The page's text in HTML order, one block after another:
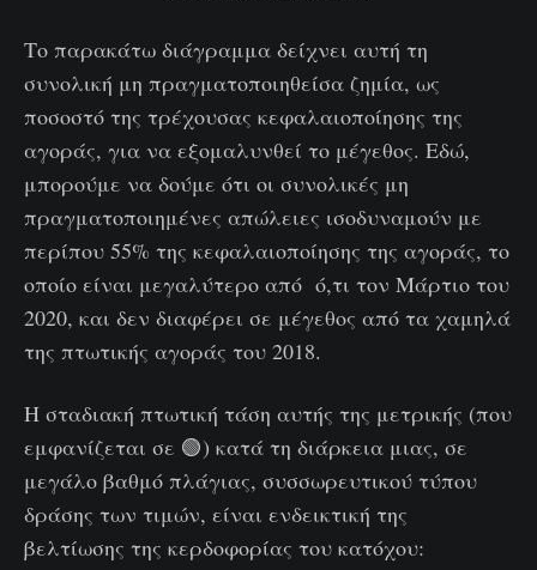
Το παρακάτω διάγραμμα δείχνει αυτή τη
συνολική μη πραγματοποιηθείσα ζημία, ως
ποσοστό της τρέχουσας κεφαλαιοποίησης της
αγοράς, για να εξομαλυνθεί το μέγεθος. Εδώ,
μπορούμε να δούμε ότι οι συνολικές μη
πραγματοποιημένες απώλειες ισοδυναμούν με
περίπου 55% της κεφαλαιοποίησης της αγοράς, το
οποίο είναι μεγαλύτερο από ό,τι τον Μάρτιο του
2020, και δεν διαφέρει σε μέγεθος από τα χαμηλά
της πτωτικής αγοράς του 2018.
Η σταδιακή πτωτική τάση αυτής της μετρικής (που
εμφανίζεται σε 🟢) κατά τη διάρκεια μιας, σε
μεγάλο βαθμό πλάγιας, συσσωρευτικού τύπου
δράσης των τιμών, είναι ενδεικτική της
βελτίωσης της κερδοφορίας του κατόχου: